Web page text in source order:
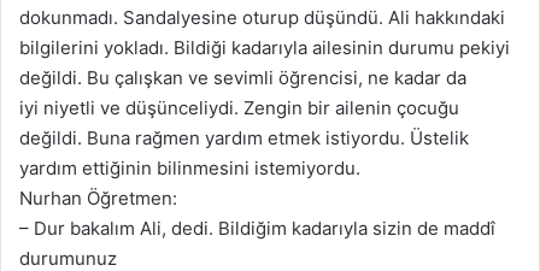
dokunmadı. Sandalyesine oturup düşündü. Ali hakkındaki
bilgilerini yokladı. Bildiği kadarıyla ailesinin durumu pekiyi
değildi. Bu çalışkan ve sevimli öğrencisi, ne kadar da
iyi niyetli ve düşünceliydi. Zengin bir ailenin çocuğu
değildi. Buna rağmen yardım etmek istiyordu. Üstelik
yardım ettiğinin bilinmesini istemiyordu.
Nurhan Öğretmen:
– Dur bakalım Ali, dedi. Bildiğim kadarıyla sizin de maddî
durumunuz